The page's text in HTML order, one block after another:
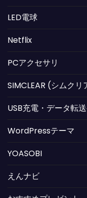
LED電球
Netflix
PCアクセサリ
SIMCLEAR (シムクリ
USB充電・データ転
WordPressテーマ
YOASOBI
えんナビ